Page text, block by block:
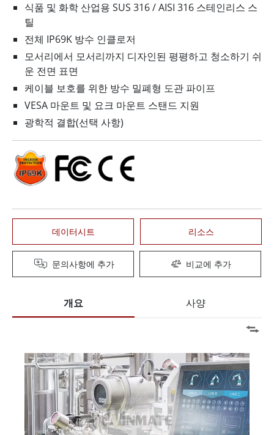
식품 및 화학 산업용 SUS 316 / AISI 316 스테인리스 스
틸
전체 IP69K 방수 인클로저
모서리에서 모서리까지 디자인된 평평하고 청소하기 쉬
운 전면 표면
케이블 보호를 위한 방수 밀폐형 도관 파이프
VESA 마운트 및 요크 마운트 스탠드 지원
광학적 결합(선택 사항)
데이터시트 리소스
문의사항에 추가 비교에 추가
개요 사양